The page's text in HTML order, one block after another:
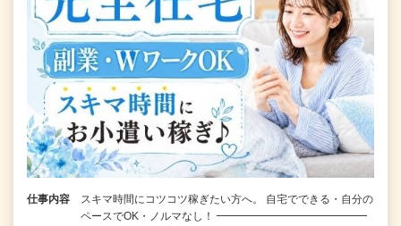
仕事内容
スキマ時間にコツコツ稼ぎたい方へ。 自宅でできる・自分の
ペースでOK・ノルマなし！ ━━━━━━━━━━━━━━